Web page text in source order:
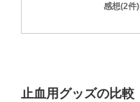
感想(2件)
止血用グッズの比較